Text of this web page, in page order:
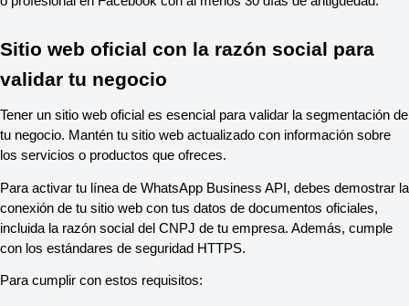
Sitio web oficial con la razón social para
validar tu negocio
Tener un sitio web oficial es esencial para validar la segmentación de
tu negocio. Mantén tu sitio web actualizado con información sobre
los servicios o productos que ofreces.
Para activar tu línea de WhatsApp Business API, debes demostrar la
conexión de tu sitio web con tus datos de documentos oficiales,
incluida la razón social del CNPJ de tu empresa. Además, cumple
con los estándares de seguridad HTTPS.
Para cumplir con estos requisitos: